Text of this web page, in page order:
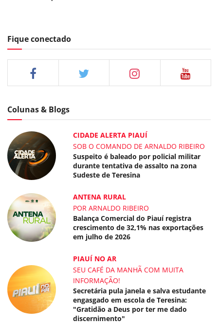
Fique conectado
Colunas & Blogs
CIDADE ALERTA PIAUÍ
SOB O COMANDO DE ARNALDO RIBEIRO
Suspeito é baleado por policial militar
durante tentativa de assalto na zona
Sudeste de Teresina
ANTENA RURAL
POR ARNALDO RIBEIRO
Balança Comercial do Piauí registra
crescimento de 32,1% nas exportações
em julho de 2026
PIAUÍ NO AR
SEU CAFÉ DA MANHÃ COM MUITA
INFORMAÇÃO!
Secretária pula janela e salva estudante
engasgado em escola de Teresina:
"Gratidão a Deus por ter me dado
discernimento"